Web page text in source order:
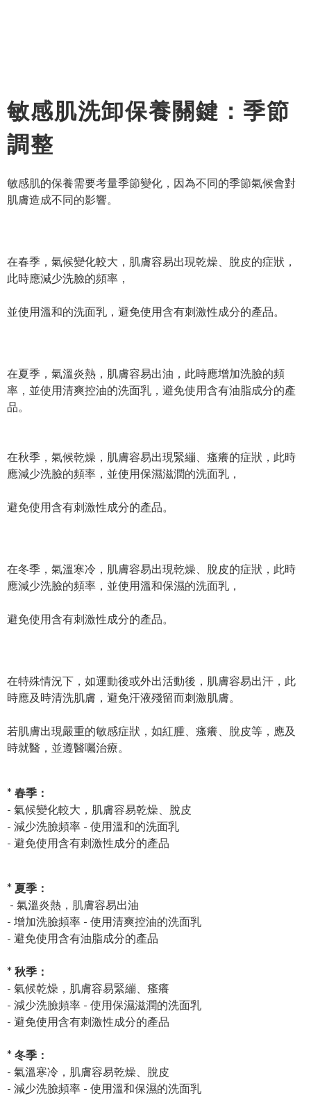
敏感肌洗卸保養關鍵：季節
調整
敏感肌的保養需要考量季節變化，因為不同的季節氣候會對
肌膚造成不同的影響。
在春季，氣候變化較大，肌膚容易出現乾燥、脫皮的症狀，
此時應減少洗臉的頻率，
並使用溫和的洗面乳，避免使用含有刺激性成分的產品。
在夏季，氣溫炎熱，肌膚容易出油，此時應增加洗臉的頻
率，並使用清爽控油的洗面乳，避免使用含有油脂成分的產
品。
在秋季，氣候乾燥，肌膚容易出現緊繃、瘙癢的症狀，此時
應減少洗臉的頻率，並使用保濕滋潤的洗面乳，
避免使用含有刺激性成分的產品。
在冬季，氣溫寒冷，肌膚容易出現乾燥、脫皮的症狀，此時
應減少洗臉的頻率，並使用溫和保濕的洗面乳，
避免使用含有刺激性成分的產品。
在特殊情況下，如運動後或外出活動後，肌膚容易出汗，此
時應及時清洗肌膚，避免汗液殘留而刺激肌膚。
若肌膚出現嚴重的敏感症狀，如紅腫、瘙癢、脫皮等，應及
時就醫，並遵醫囑治療。
* 春季：
- 氣候變化較大，肌膚容易乾燥、脫皮
- 減少洗臉頻率 - 使用溫和的洗面乳
- 避免使用含有刺激性成分的產品
* 夏季：
- 氣溫炎熱，肌膚容易出油
- 增加洗臉頻率 - 使用清爽控油的洗面乳
- 避免使用含有油脂成分的產品
* 秋季：
- 氣候乾燥，肌膚容易緊繃、瘙癢
- 減少洗臉頻率 - 使用保濕滋潤的洗面乳
- 避免使用含有刺激性成分的產品
* 冬季：
- 氣溫寒冷，肌膚容易乾燥、脫皮
- 減少洗臉頻率 - 使用溫和保濕的洗面乳